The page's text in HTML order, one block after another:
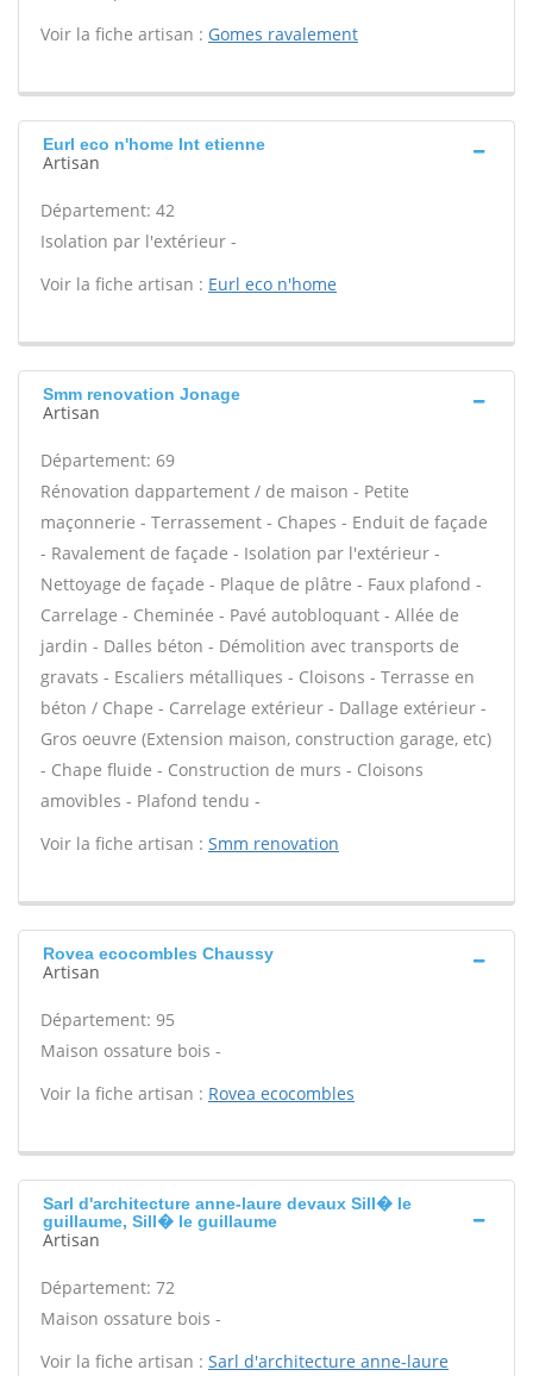
Voir la fiche artisan : Gomes ravalement
Eurl eco n'home Int etienne
Artisan
Département: 42
Isolation par l'extérieur -
Voir la fiche artisan : Eurl eco n'home
Smm renovation Jonage
Artisan
Département: 69
Rénovation dappartement / de maison - Petite
maçonnerie - Terrassement - Chapes - Enduit de façade
- Ravalement de façade - Isolation par l'extérieur -
Nettoyage de façade - Plaque de plâtre - Faux plafond -
Carrelage - Cheminée - Pavé autobloquant - Allée de
jardin - Dalles béton - Démolition avec transports de
gravats - Escaliers métalliques - Cloisons - Terrasse en
béton / Chape - Carrelage extérieur - Dallage extérieur -
Gros oeuvre (Extension maison, construction garage, etc)
- Chape fluide - Construction de murs - Cloisons
amovibles - Plafond tendu -
Voir la fiche artisan : Smm renovation
Rovea ecocombles Chaussy
Artisan
Département: 95
Maison ossature bois -
Voir la fiche artisan : Rovea ecocombles
Sarl d'architecture anne-laure devaux Sill� le
guillaume, Sill� le guillaume
Artisan
Département: 72
Maison ossature bois -
Voir la fiche artisan : Sarl d'architecture anne-laure